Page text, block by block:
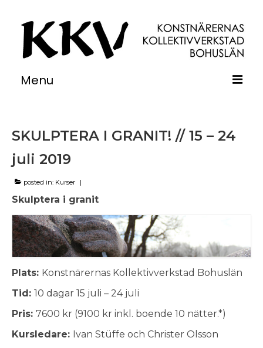
Menu
Verkstäder
Utställningar
Kurser
Övernattning
Medlemsinfo
Kontakt
SKULPTERA I GRANIT! // 15 – 24
juli 2019
posted in: Kurser |
Skulptera i granit
Plats: Konstnärernas Kollektivverkstad Bohuslän
Tid: 10 dagar 15 juli – 24 juli
Pris: 7600 kr (9100 kr inkl. boende 10 nätter.*)
Kursledare: Ivan Stüffe och Christer Olsson